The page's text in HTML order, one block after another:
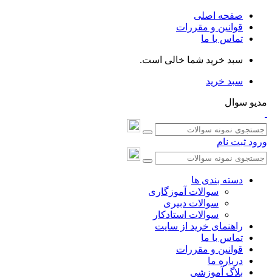
صفحه اصلی
قوانین و مقررات
تماس با ما
سبد خرید شما خالی است.
سبد خرید
مدیو سوال
ورود ثبت نام
دسته بندی ها
سوالات آموزگاری
سوالات دبیری
سوالات استادکار
راهنمای خرید از سایت
تماس با ما
قوانین و مقررات
درباره ما
بلاگ آموزشی